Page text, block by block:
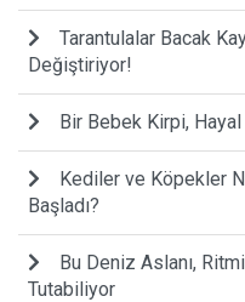
Tarantulalar Bacak
Değiştiriyor!
Bir Bebek Kirpi,
Kediler ve Köpekler
Başladı?
Bu Deniz Aslanı,
Tutabiliyor